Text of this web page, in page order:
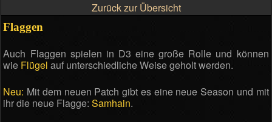
Zurück zur Übersicht
Flaggen
Auch Flaggen spielen in D3 eine große Rolle und können
wie Flügel auf unterschiedliche Weise geholt werden.
Neu: Mit dem neuen Patch gibt es eine neue Season und mit
ihr die neue Flagge:Samhain.